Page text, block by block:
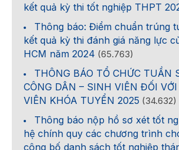
kết quả kỳ thi tốt nghiệp THPT
Thông báo: Điểm chuẩn trúng
kết quả kỳ thi đánh giá năng lực
HCM năm 2024 (65.763)
THÔNG BÁO TỔ CHỨC TUẦN
CÔNG DÂN – SINH VIÊN ĐỐI
VIÊN KHÓA TUYỂN 2025 (34.632)
Thông báo nộp hồ sơ xét tốt
hệ chính quy các chương trình
công bố danh sách tốt nghiệp